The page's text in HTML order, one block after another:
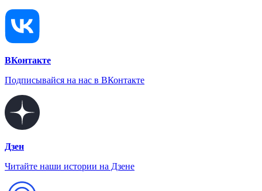
ВКонтакте
Подписывайся на нас в ВКонтакте
Дзен
Читайте наши истории на Дзене